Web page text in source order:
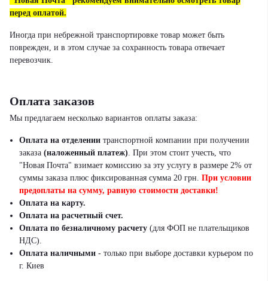
перед оплатой.
Иногда при небрежной транспортировке товар может быть
поврежден, и в этом случае за сохранность товара отвечает
перевозчик.
Оплата заказов
Мы предлагаем несколько вариантов оплаты заказа:
Оплата на отделении транспортной компании при получении
заказа (наложенный платеж). При этом стоит учесть, что
"Новая Почта" взимает комиссию за эту услугу в размере 2% от
суммы заказа плюс фиксированная сумма 20 грн. При условии
предоплаты на сумму, равную стоимости доставки!
Оплата на карту.
Оплата на расчетный счет.
Оплата по безналичному расчету (для ФОП не плательщиков
НДС).
Оплата наличными - только при выборе доставки курьером по
г. Киев